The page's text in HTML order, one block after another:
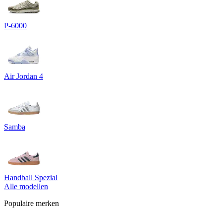
P-6000
Air Jordan 4
Samba
Handball Spezial
Alle modellen
Populaire merken